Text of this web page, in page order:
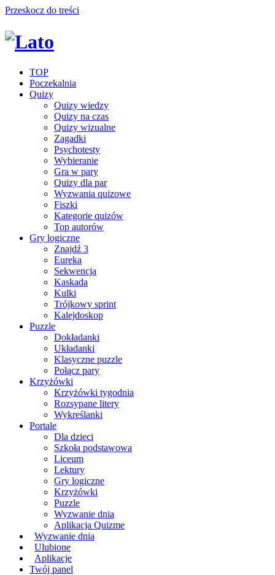
Przeskocz do treści
TOP
Poczekalnia
Quizy
Quizy wiedzy
Quizy na czas
Quizy wizualne
Zagadki
Psychotesty
Wybieranie
Gra w pary
Quizy dla par
Wyzwania quizowe
Fiszki
Kategorie quizów
Top autorów
Gry logiczne
Znajdź 3
Eureka
Sekwencja
Kaskada
Kulki
Trójkowy sprint
Kalejdoskop
Puzzle
Dokładanki
Układanki
Klasyczne puzzle
Połącz pary
Krzyżówki
Krzyżówki tygodnia
Rozsypane litery
Wykreślanki
Portale
Dla dzieci
Szkoła podstawowa
Liceum
Lektury
Gry logiczne
Krzyżówki
Puzzle
Wyzwanie dnia
Aplikacja Quizme
Wyzwanie dnia
Ulubione
Aplikacje
Twój panel